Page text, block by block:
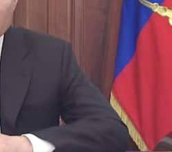
లోని కజాన్ వేదికగా జరిగే
ఈ నేపథ్యంలో,